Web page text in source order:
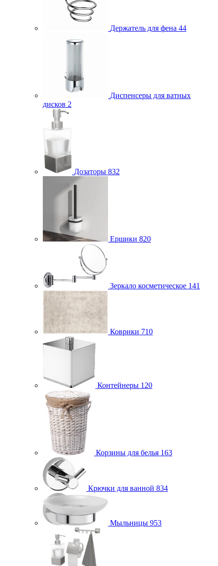
Держатель для фена 44
Диспенсеры для ватных
дисков 2
Дозаторы 832
Ершики 820
Зеркало косметическое 141
Коврики 710
Контейнеры 120
Корзины для белья 163
Крючки для ванной 834
Мыльницы 953